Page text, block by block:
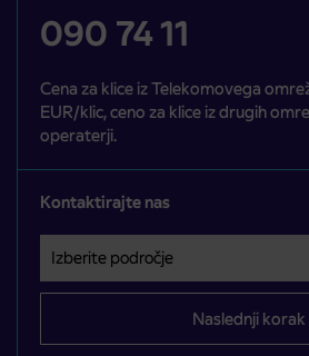
090 74 11
Cena za klice iz Telekomovega
EUR/klic, ceno za klice iz drugih
operaterji.
Kontaktirajte nas
Izberite področje
Področje je obvezno izbrati.
Naslednji korak